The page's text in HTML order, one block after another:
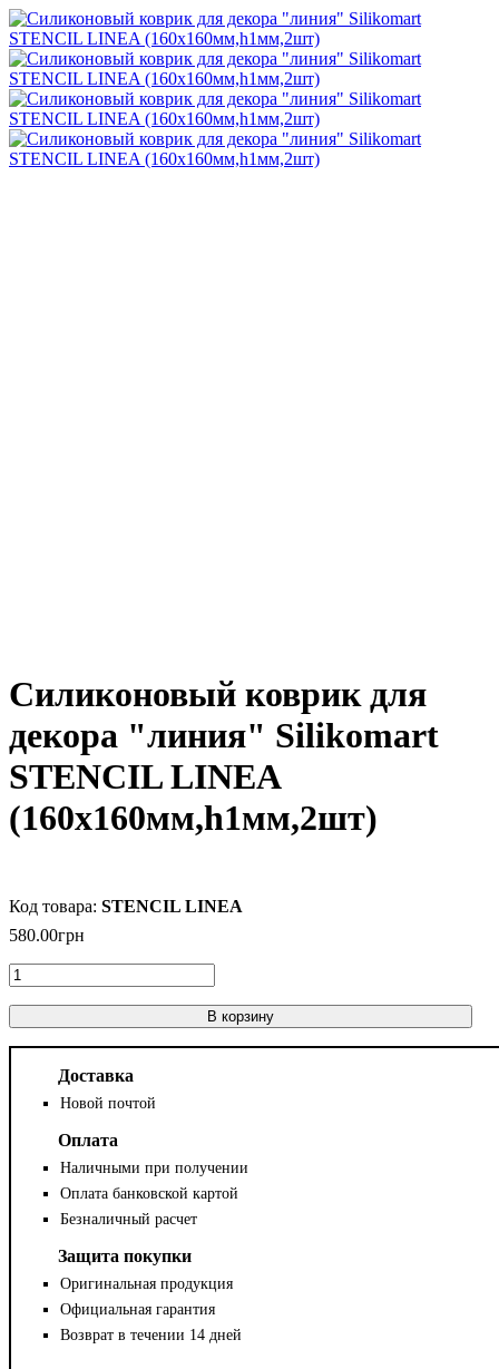
Силиконовый коврик для
декора "линия" Silikomart
STENCIL LINEA
(160х160мм,h1мм,2шт)
STENCIL LINEA
580.00грн
В корзину
Доставка
Новой почтой
Оплата
Наличными при получении
Оплата банковской картой
Безналичный расчет
Защита покупки
Оригинальная продукция
Официальная гарантия
Возврат в течении 14 дней